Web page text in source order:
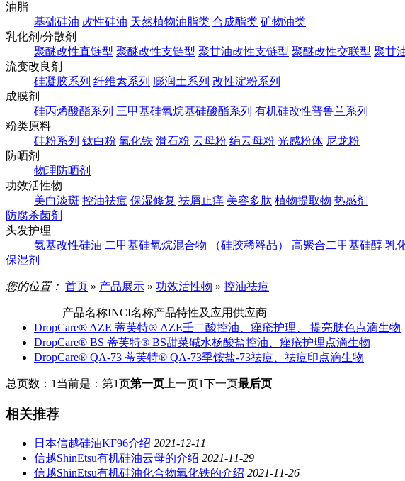
油脂
基础硅油 改性硅油 天然植物油脂类 合成酯类 矿物油类
乳化剂/分散剂
聚醚改性直链型 聚醚改性支链型 聚甘油改性支链型 聚醚改性交联型 聚甘
流变改良剂
硅凝胶系列 纤维素系列 膨润土系列 改性淀粉系列
成膜剂
硅丙烯酸酯系列 三甲基硅氧烷基硅酸酯系列 有机硅改性普鲁兰系列
粉类原料
硅粉系列 钛白粉 氧化铁 滑石粉 云母粉 绢云母粉 光感粉体 尼龙粉
防晒剂
物理防晒剂
功效活性物
美白淡斑 控油祛痘 保湿修复 祛屑止痒 美容多肽 植物提取物 热感剂
防腐杀菌剂
头发护理
氨基改性硅油 二甲基硅氧烷混合物 （硅胶稀释品） 高聚合二甲基硅醇 乳
保湿剂
您的位置： 首页 » 产品展示 » 功效活性物 » 控油祛痘
产品名称INCI名称产品特性及应用供应商
DropCare® AZE 蒂芙特® AZE壬二酸控油、痤疮护理、 提亮肤色点滴生物
DropCare® BS 蒂芙特® BS甜菜碱水杨酸盐控油、痤疮护理点滴生物
DropCare® QA-73 蒂芙特® QA-73季铵盐-73祛痘、祛痘印点滴生物
总页数：1 当前是：第1页第一页 上一页1下一页最后页
相关推荐
日本信越硅油KF96介绍 2021-12-11
信越ShinEtsu有机硅油云母的介绍 2021-11-29
信越ShinEtsu有机硅油化合物氧化铁的介绍 2021-11-26